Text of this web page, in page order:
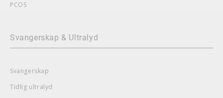
PCOS
Svangerskap & Ultralyd
Svangerskap
Tidlig ultralyd